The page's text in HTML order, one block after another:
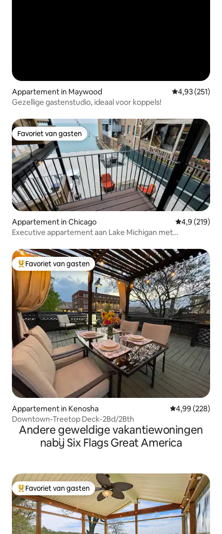
Appartement in Maywood Gemiddelde
4,93 (251)
Gezellige gastenstudio, ideaal voor koppels!
Favoriet van gasten
Favoriet van gasten
Appartement in Chicago Gemiddelde
4,9 (219)
Executive appartement aan Lake Michigan met
Topfavoriet van gasten
Favoriet van gasten
Appartement in Kenosha Gemiddelde
4,99 (228)
Downtown-Treetop Deck-2Bd/2Bth
Andere geweldige vakantiewoningen
nabij Six Flags Great America
Topfavoriet van gasten
Favoriet van gasten